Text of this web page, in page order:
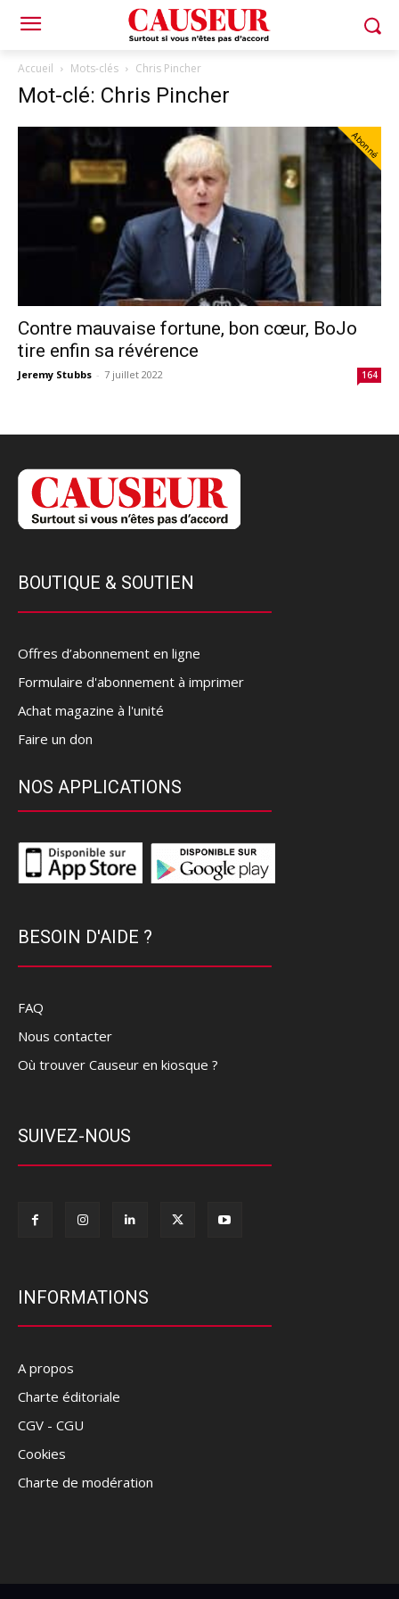
Accueil Mots-clés Chris Pincher
Mot-clé: Chris Pincher
Abonné
Contre mauvaise fortune, bon cœur, BoJo
tire enfin sa révérence
Jeremy Stubbs - 7 juillet 2022 164
BOUTIQUE & SOUTIEN
Offres d’abonnement en ligne
Formulaire d'abonnement à imprimer
Achat magazine à l'unité
Faire un don
NOS APPLICATIONS
BESOIN D'AIDE ?
FAQ
Nous contacter
Où trouver Causeur en kiosque ?
SUIVEZ-NOUS
INFORMATIONS
A propos
Charte éditoriale
CGV - CGU
Cookies
Charte de modération